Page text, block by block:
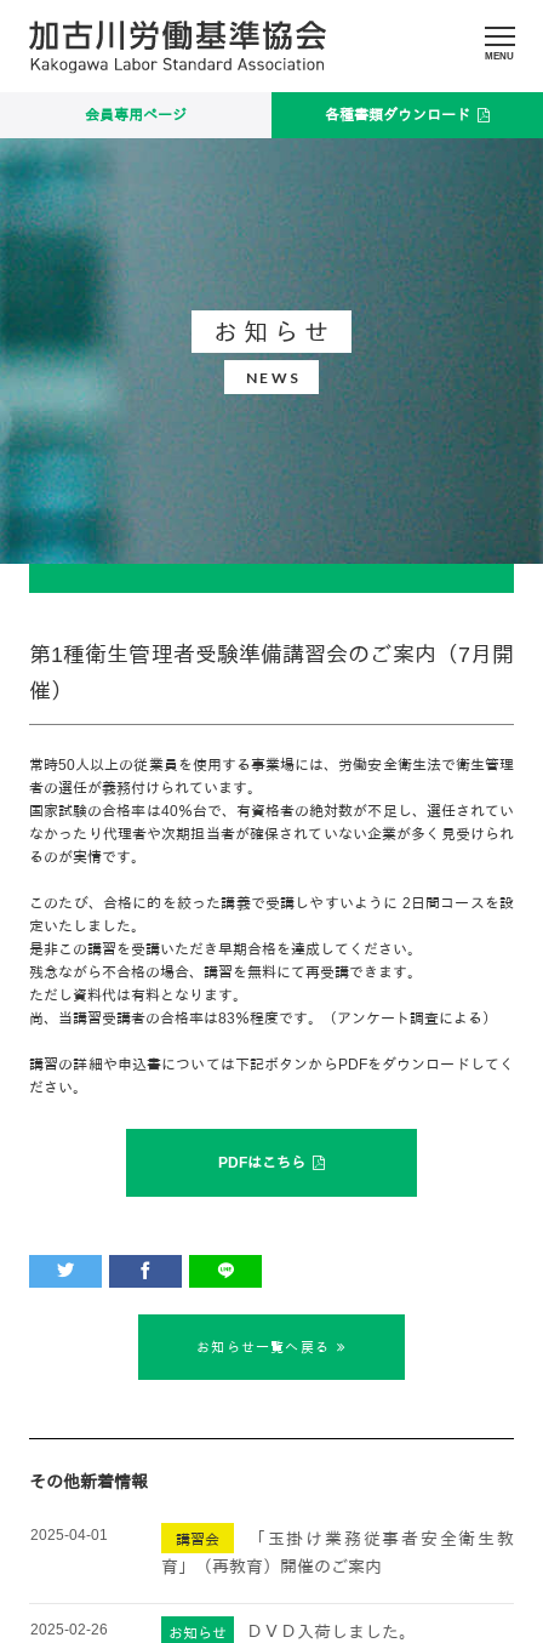
MENU
会員専用ページ 各種書類ダウンロード
お知らせ
NEWS
第1種衛生管理者受験準備講習会のご案内（7月開
催）
常時50人以上の従業員を使用する事業場には、労働安全衛生法で衛生管理
者の選任が義務付けられています。
国家試験の合格率は40％台で、有資格者の絶対数が不足し、選任されてい
なかったり代理者や次期担当者が確保されていない企業が多く見受けられ
るのが実情です。
このたび、合格に的を絞った講義で受講しやすいように 2日間コースを設
定いたしました。
是非この講習を受講いただき早期合格を達成してください。
残念ながら不合格の場合、講習を無料にて再受講できます。
ただし資料代は有料となります。
尚、当講習受講者の合格率は83％程度です。（アンケート調査による）
講習の詳細や申込書については下記ボタンからPDFをダウンロードしてく
ださい。
PDFはこちら
お知らせ一覧へ戻る
その他新着情報
2025-04-01 講習会
「玉掛け業務従事者安全衛生教
育」（再教育）開催のご案内
2025-02-26 お知らせ ＤＶＤ入荷しました。